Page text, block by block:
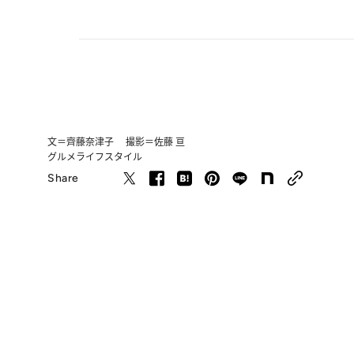
文＝齊藤奈津子 撮影＝佐藤 亘
グルメライフスタイル
Share